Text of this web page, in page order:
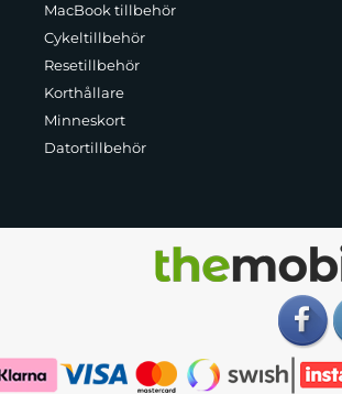
MacBook tillbehör
Cykeltillbehör
Resetillbehör
Korthållare
Minneskort
Datortillbehör